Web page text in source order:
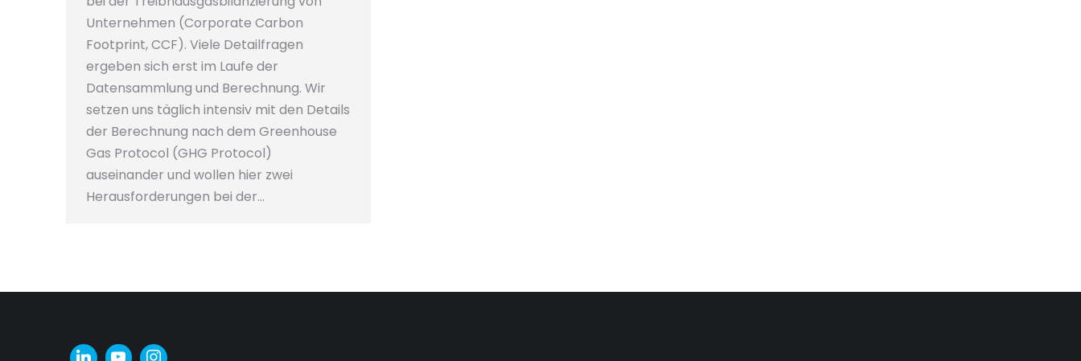
Unternehmen (Corporate Carbon
Footprint, CCF). Viele Detailfragen
ergeben sich erst im Laufe der
Datensammlung und Berechnung. Wir
setzen uns täglich intensiv mit den Details
der Berechnung nach dem Greenhouse
Gas Protocol (GHG Protocol)
auseinander und wollen hier zwei
Herausforderungen bei der…